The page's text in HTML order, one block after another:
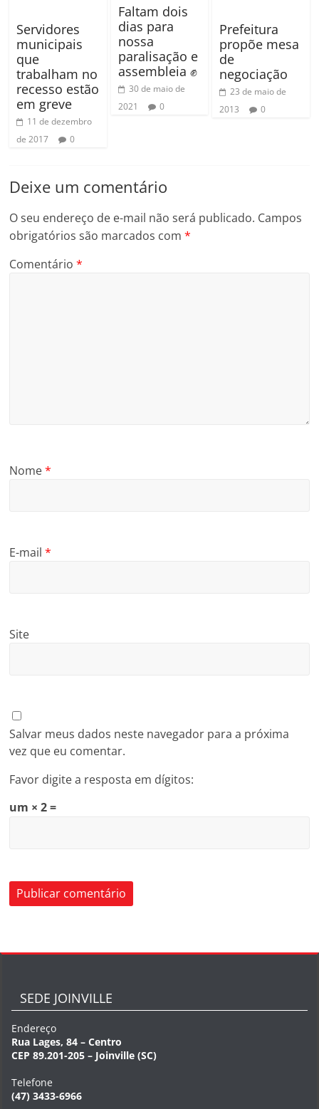
Servidores
municipais
que
trabalham no
recesso estão
em greve
11 de dezembro
de 2017
0
Faltam dois
dias para
nossa
paralisação e
assembleia ✊
30 de maio de
2021
0
Prefeitura
propõe mesa
de
negociação
23 de maio de
2013
0
Deixe um comentário
O seu endereço de e-mail não será publicado. Campos
obrigatórios são marcados com*
Comentário*
Nome*
E-mail*
Site
Salvar meus dados neste navegador para a próxima
vez que eu comentar.
Favor digite a resposta em dígitos:
um × 2 =
SEDE JOINVILLE
Endereço
Rua Lages, 84 – Centro
CEP 89.201-205 – Joinville (SC)
Telefone
(47) 3433-6966